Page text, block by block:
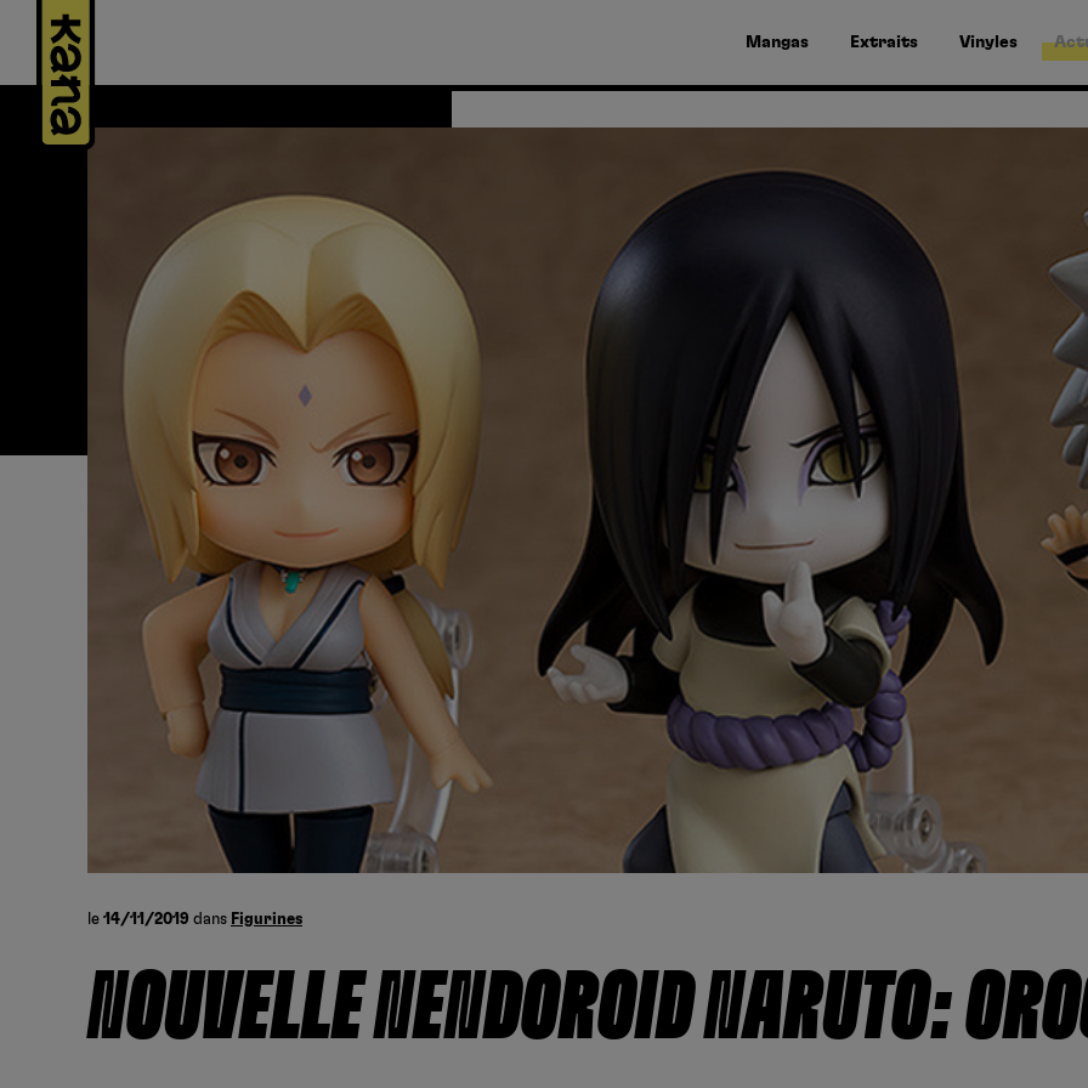
Mangas Extraits Vinyles
le 14/11/2019 dans Figurines
NOUVELLE NENDOROID NARUTO:
Panneau de gestion des cookies